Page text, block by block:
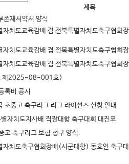
제목
존재서약서 양식
치도교육감배 겸 전북특별자치도축구협회
치도교육감배 겸 전북특별자치도축구협회
치도교육감배 겸 전북특별자치도축구협회
제2025-08-001호)
록비 공시
초중고 축구리그 리그 라이선스 신청 안내
자치도지사배 직장대항 축구대회 대진표
고 축구리그 보험 청구 양식
자치도축구협회장배(시군대항) 동호인 축구